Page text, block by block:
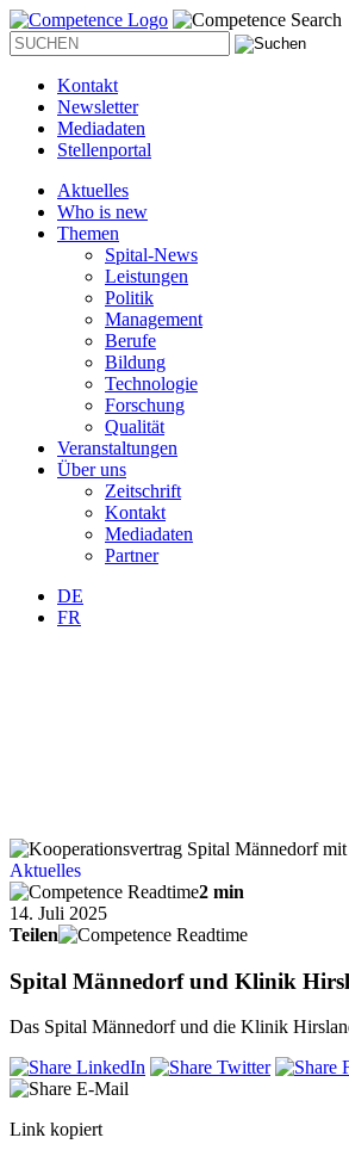
Kontakt
Newsletter
Mediadaten
Stellenportal
Aktuelles
Who is new
Themen
Spital-News
Leistungen
Politik
Management
Berufe
Bildung
Technologie
Forschung
Qualität
Veranstaltungen
Über uns
Zeitschrift
Kontakt
Mediadaten
Partner
DE
FR
Aktuelles
2 min
14. Juli 2025
Teilen
Spital Männedorf und Klinik
Das Spital Männedorf und die Klinik
Link kopiert